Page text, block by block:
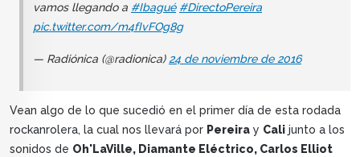
vamos llegando a #Ibagué #DirectoPereira
pic.twitter.com/m4fIvFOg8g
— Radiónica (@radionica)24 de noviembre de 2016
Vean algo de lo que sucedió en el primer día de esta rodada
rockanrolera, la cual nos llevará por Pereira y Cali junto a los
sonidos de Oh'LaVille, Diamante Eléctrico, Carlos Elliot